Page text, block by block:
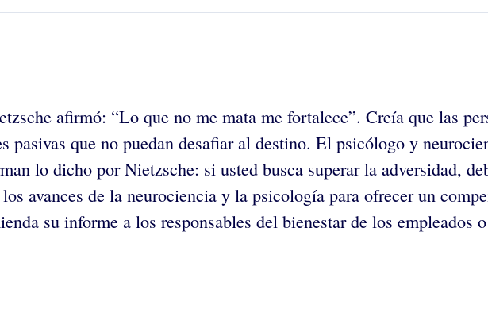
afirmó: “Lo que no me mata me fortalece”. Creía que las
pasivas que no puedan desafiar al destino. El psicólogo y
lo dicho por Nietzsche: si usted busca superar la adversidad,
avances de la neurociencia y la psicología para ofrecer un
su informe a los responsables del bienestar de los empleados